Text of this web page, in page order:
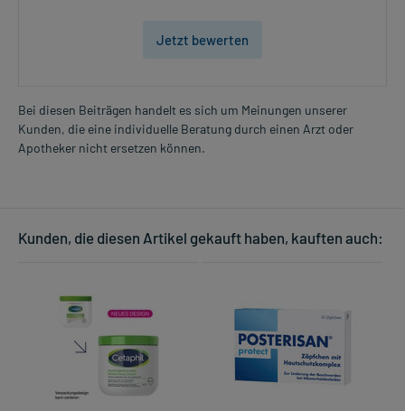
Jetzt bewerten
Bei diesen Beiträgen handelt es sich um Meinungen unserer
Kunden, die eine individuelle Beratung durch einen Arzt oder
Apotheker nicht ersetzen können.
Kunden, die diesen Artikel gekauft haben, kauften auch: